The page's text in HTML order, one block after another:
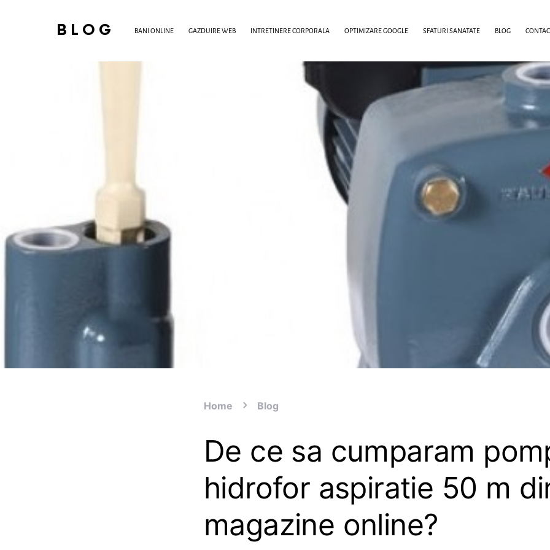
BLOG BANI ONLINE GAZDUIRE WEB INTRETINERE CORPORALA OPTIMIZARE GOOGLE SFATURI SANATATE BLOG
Home Blog
De ce sa cumparam
hidrofor aspiratie 50 m
magazine online?